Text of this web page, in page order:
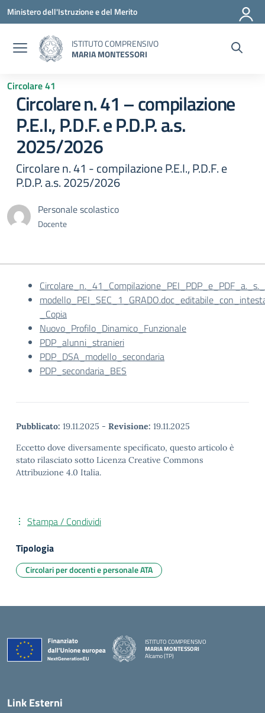
Vai ai contenuti
Vai al menu di navigazione
Vai al footer
Ministero dell'Istruzione e del Merito
ISTITUTO COMPRENSIVO
MARIA MONTESSORI
Circolare 41
Circolare n. 41 – compilazione
P.E.I., P.D.F. e P.D.P. a.s.
2025/2026
Circolare n. 41 - compilazione P.E.I., P.D.F. e
P.D.P. a.s. 2025/2026
Personale scolastico
Docente
_Copia
Nuovo_Profilo_Dinamico_Funzionale
PDP_alunni_stranieri
PDP_DSA_modello_secondaria
PDP_secondaria_BES
Pubblicato: 19.11.2025 - Revisione: 19.11.2025
Eccetto dove diversamente specificato, questo articolo è
stato rilasciato sotto Licenza Creative Commons
Attribuzione 4.0 Italia.
Stampa / Condividi
Tipologia
Circolari per docenti e personale ATA
ISTITUTO COMPRENSIVO
MARIA MONTESSORI
Alcamo (TP)
Link Esterni